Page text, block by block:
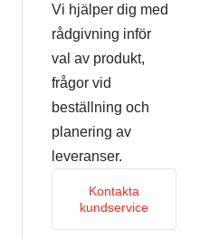
Vi hjälper dig med
rådgivning inför
val av produkt,
frågor vid
beställning och
planering av
leveranser.
Kontakta
kundservice